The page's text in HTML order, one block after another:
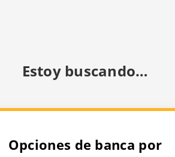
Estoy buscando…
Opciones de banca por